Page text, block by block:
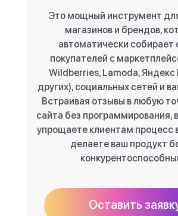
Это мощный инструмент
магазинов и брендов,
автоматически собирает
покупателей с
Wildberries, Lamoda, Яндекс
других), социальных сетей и
Встраивая отзывы в любую
сайта без программирования,
упрощаете клиентам процесс
делаете ваш продукт
Оставить